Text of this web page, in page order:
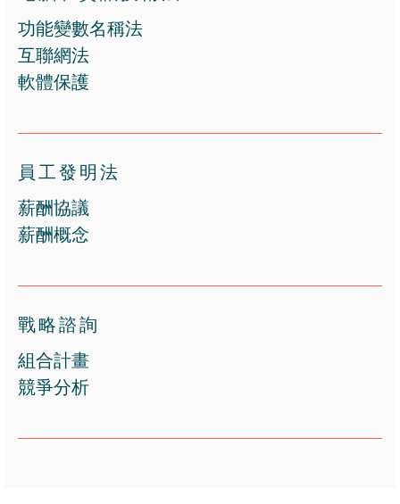
功能變數名稱法
互聯網法
軟體保護
員工發明法
薪酬協議
薪酬概念
戰略諮詢
組合計畫
競爭分析